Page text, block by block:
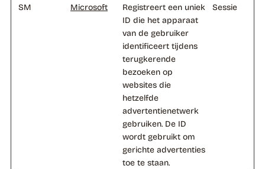
SM Microsoft
Registreert een uniek
ID die het apparaat
van de gebruiker
identificeert tijdens
terugkerende
bezoeken op
websites die
hetzelfde
advertentienetwerk
gebruiken. De ID
wordt gebruikt om
gerichte advertenties
toe te staan.
Sessie